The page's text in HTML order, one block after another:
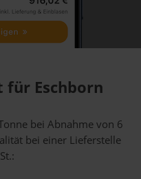
für Eschborn
bei Abnahmevon 6
bei einer Lieferstelle